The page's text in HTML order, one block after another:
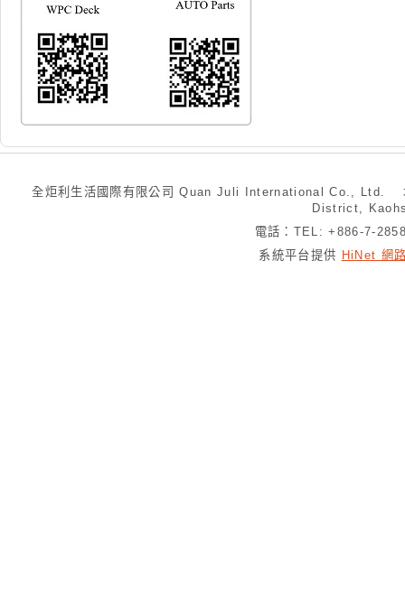
全炬利生活國際有限公司 Quan Juli International Co., Ltd.
District,
電話：TEL: +886-7-
系統平台提供 HiNet 網